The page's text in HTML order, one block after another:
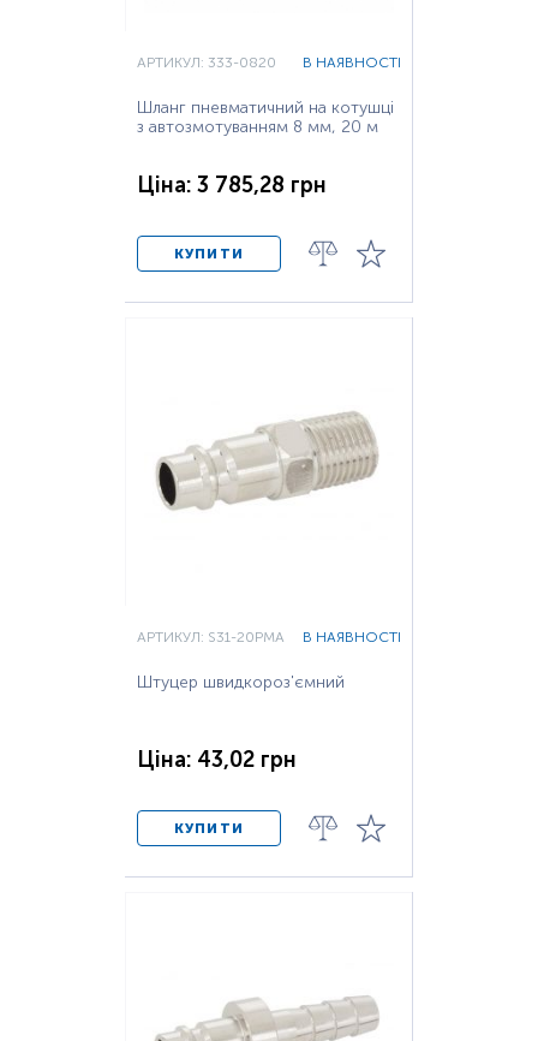
АРТИКУЛ: 333-0820 В НАЯВНОСТІ
Шланг пневматичний на котушці
з автозмотуванням 8 мм, 20 м
Ціна: 3 785,28 грн
КУПИТИ
АРТИКУЛ: S31-20PMA В НАЯВНОСТІ
Штуцер швидкороз'ємний
Ціна: 43,02 грн
КУПИТИ